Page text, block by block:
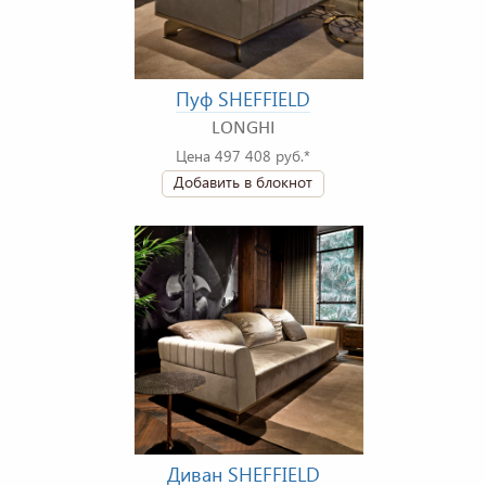
Пуф SHEFFIELD
LONGHI
Цена 497 408 руб.*
Добавить в блокнот
Диван SHEFFIELD